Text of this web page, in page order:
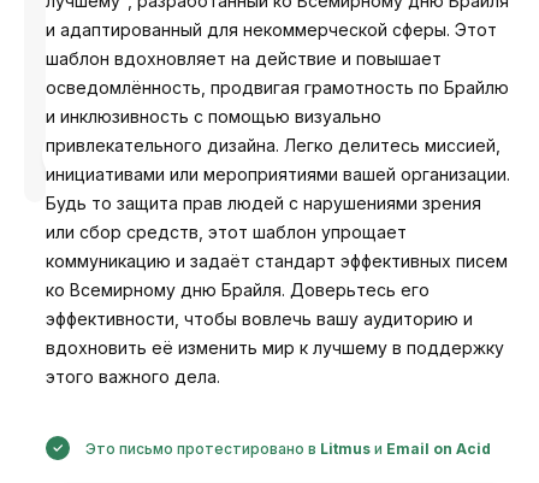
Разработано
и адаптированный для некоммерческой сферы. Этот
шаблон вдохновляет на действие и повышает
осведомлённость, продвигая грамотность по Брайлю
и инклюзивность с помощью визуально
привлекательного дизайна. Легко делитесь миссией,
инициативами или мероприятиями вашей организации.
Будь то защита прав людей с нарушениями зрения
или сбор средств, этот шаблон упрощает
коммуникацию и задаёт стандарт эффективных писем
ко Всемирному дню Брайля. Доверьтесь его
эффективности, чтобы вовлечь вашу аудиторию и
вдохновить её изменить мир к лучшему в поддержку
этого важного дела.
Это письмо протестировано в Litmus и Email on Acid